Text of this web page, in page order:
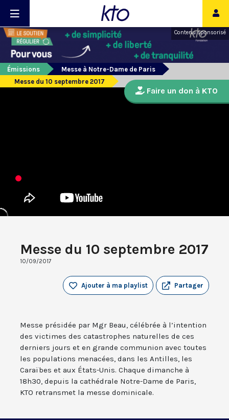
Contenu sponsorisé
Émissions
Messe à Notre-Dame de Paris
Messe du 10 septembre 2017
Messe du 10 septembre 2017
10/09/2017
Partager
Ajouter à ma playlist
Messe présidée par Mgr Beau, célébrée à l’intention
des victimes des catastrophes naturelles de ces
derniers jours et en grande communion avec toutes
les populations menacées, dans les Antilles, les
Caraïbes et aux États-Unis. Chaque dimanche à
18h30, depuis la cathédrale Notre-Dame de Paris,
KTO retransmet la messe dominicale.
Faire un don à KTO